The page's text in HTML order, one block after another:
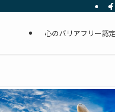
心のバリアフリー認